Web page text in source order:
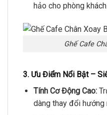
hảo cho phòng
Ghế Cafe
3. Ưu Điểm Nổi Bật –
Tính Cơ Động Cao:
dàng thay đổi hướng